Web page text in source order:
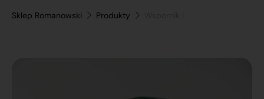
Sklep Romanowski Produkty